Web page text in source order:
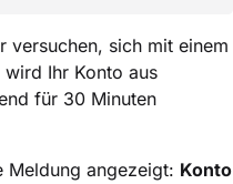
versuchen, sich mit einem
Ihr Konto aus
für 30 Minuten
Meldung angezeigt: Konto